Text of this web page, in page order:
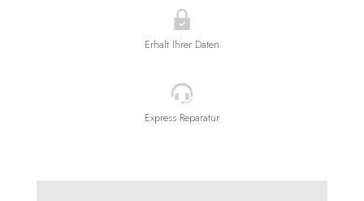
Erhalt Ihrer Daten
Express Reparatur